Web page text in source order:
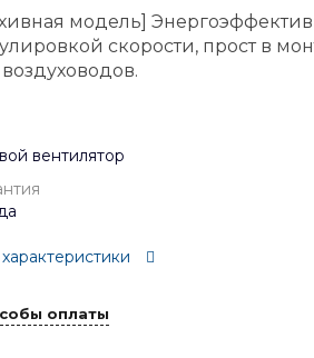
модель]
скорости, прост в
вентилятор
оплаты